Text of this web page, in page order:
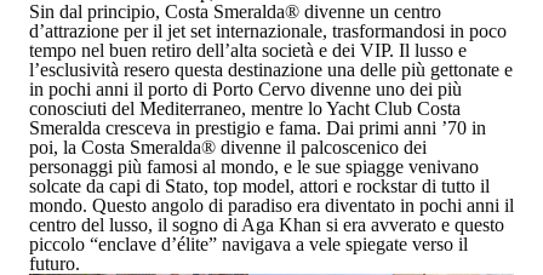
Sin dal principio, Costa Smeralda® divenne un centro
d’attrazione per il jet set internazionale, trasformandosi in poco
tempo nel buen retiro dell’alta società e dei VIP. Il lusso e
l’esclusività resero questa destinazione una delle più gettonate e
in pochi anni il porto di Porto Cervo divenne uno dei più
conosciuti del Mediterraneo, mentre loYacht Club Costa
Smeralda cresceva in prestigio e fama. Dai primi anni ’70 in
poi, la Costa Smeralda® divenne il palcoscenico dei
personaggi più famosi al mondo, e le sue spiagge venivano
solcate da capi di Stato, top model, attori e rockstardi tutto il
mondo. Questo angolo di paradiso era diventato in pochi anni il
centro del lusso, il sogno di Aga Khan si era avverato e questo
piccolo “enclave d’élite” navigava a vele spiegate verso il
futuro.